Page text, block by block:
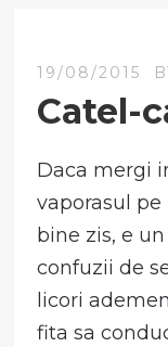
19/08/2015
Catel-
Daca mergi
vaporasul pe
bine zis, e
confuzii de
licori
fita sa